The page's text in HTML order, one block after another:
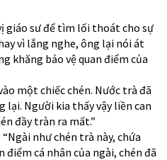
giáo sư để tìm lối thoát cho sự
vì lắng nghe, ông lại nói át
khăng bảo vệ quan điểm của
một chiếc chén. Nước trà đã
lại. Người kia thấy vậy liền can
đầy tràn ra mất.”
như chén trà này, chứa
cá nhân của ngài, chén đã